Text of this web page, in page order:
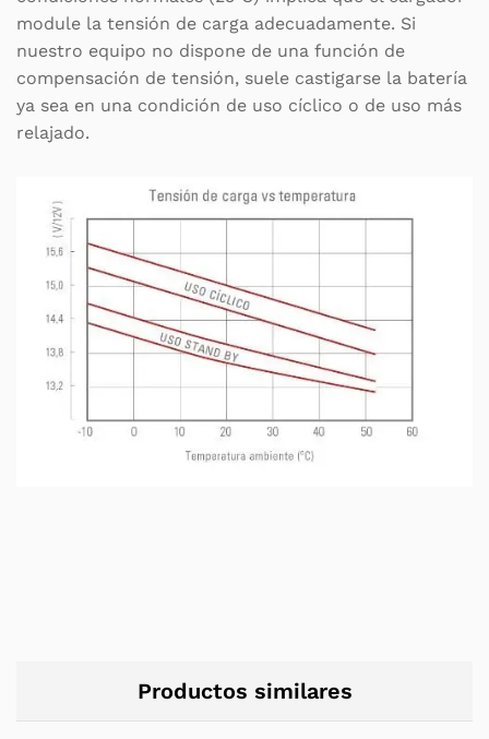
module la tensión de carga adecuadamente. Si
nuestro equipo no dispone de una función de
compensación de tensión, suele castigarse la batería
ya sea en una condición de uso cíclico o de uso más
relajado.
Productos similares